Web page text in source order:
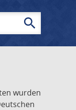
search
wurden